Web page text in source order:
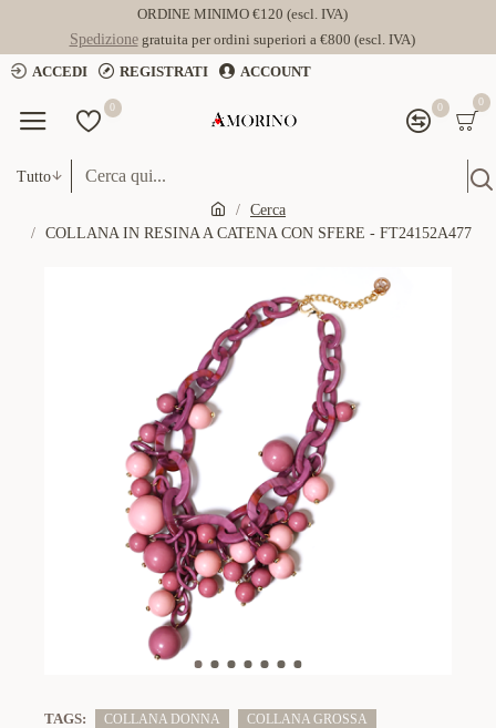
ORDINE MINIMO €120 (escl. IVA)
Spedizionegratuita per ordini superiori a €800 (escl. IVA)
ACCEDI
REGISTRATI ACCOUNT
0 0 0
Tutto
Cerca
COLLANA IN RESINA A CATENA CON SFERE - FT24152A477
TAGS: COLLANA DONNA
COLLANA GROSSA